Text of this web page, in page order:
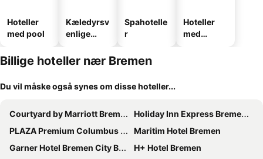
Hoteller
med pool
Kæledyrsv
enlige
Spahotelle
r
Hoteller
med
Billige hoteller nær Bremen
Du vil måske også synes om disse hoteller...
Courtyard by Marriott Bremen
Holiday Inn Express Bremen Airport By Ihg
PLAZA Premium Columbus Bremen
Maritim Hotel Bremen
Garner Hotel Bremen City By Ihg
H+ Hotel Bremen